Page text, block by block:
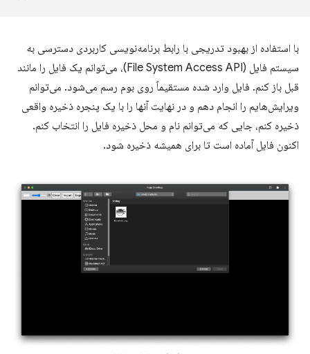
با استفاده از بهبود تدریجی با رابط برنامه‌نویسی کاربردی دسترسی به
سیستم فایل (File System Access API)، می‌توانم یک فایل را مانند
قبل باز کنم. فایل وارد شده مستقیماً روی بوم رسم می‌شود. می‌توانم
ویرایش‌هایم را انجام دهم و در نهایت آنها را با یک پنجره ذخیره واقعی
ذخیره کنم، جایی که می‌توانم نام و محل ذخیره فایل را انتخاب کنم.
اکنون فایل آماده است تا برای همیشه ذخیره شود.